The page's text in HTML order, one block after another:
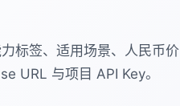
标签、适用场景、人民币价
URL 与项目 API Key。